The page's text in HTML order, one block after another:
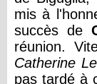
mis à
succès de
réunion.
Catherine
pas tardé à